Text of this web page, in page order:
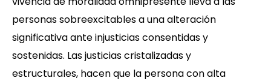
personas sobreexcitables a una alteración
significativa ante injusticias consentidas y
sostenidas. Las justicias cristalizadas y
estructurales, hacen que la persona con alta